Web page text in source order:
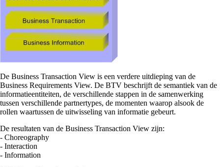
De Business Transaction View is een verdere uitdieping van de
Business Requirements View. De BTV beschrijft de semantiek van de
informatieentiteiten, de verschillende stappen in de samenwerking
tussen verschillende partnertypes, de momenten waarop alsook de
rollen waartussen de uitwisseling van informatie gebeurt.
De resultaten van de Business Transaction View zijn:
- Choreography
- Interaction
- Information